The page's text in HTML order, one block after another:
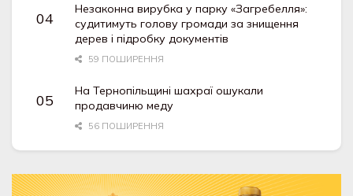
Незаконна вирубка у парку «Загребелля»:
судитимуть голову громади за знищення
дерев і підробку документів
59 ПОШИРЕННЯ
На Тернопільщині шахраї ошукали
продавчиню меду
56 ПОШИРЕННЯ